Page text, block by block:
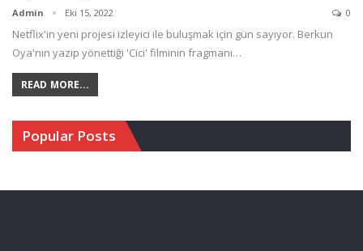
Admin Eki 15, 2022 0
Netflix'in yeni projesi izleyici ile buluşmak için gün sayıyor. Berkun
Oya'nın yazıp yönettiği 'Cici' filminin fragmanı…
READ MORE...
Popular Posts